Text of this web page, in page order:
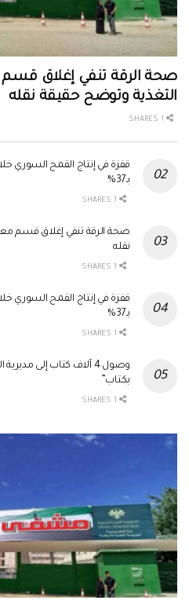
صحة الرقة تنفي إغلاق
التغذية وتوضح حقيقة نقله
بـ37%
صحة الرقة تنفي إغلاق قسم
نقله
بـ37%
وصول 4 آلاف كتاب إلى
بكتاب”